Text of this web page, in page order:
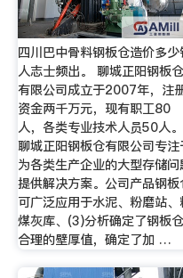
四川巴中骨料钢板仓造价多少
人志士频出。 聊城正阳钢板仓
有限公司成立于2007年，注
资金两千万元，现有职工80
人，各类专业技术人员50人。
聊城正阳钢板仓有限公司专注
为各类生产企业的大型存储问
提供解决方案。公司产品钢板
可广泛应用于水泥、粉磨站、
煤灰库、(3)分析确定了钢板仓
合理的壁厚值，确定了加 …